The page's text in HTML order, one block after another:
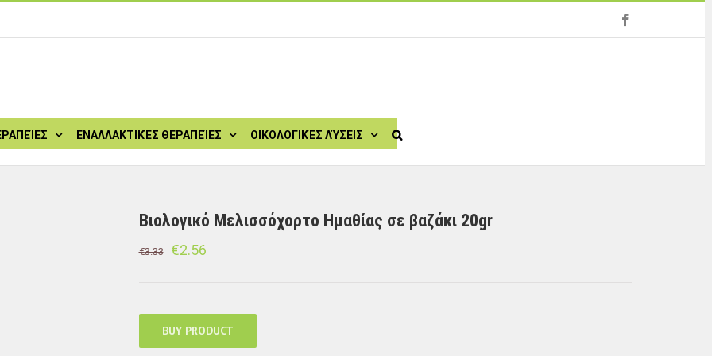
ΕΝΑΛΛΑΚΤΙΚΈΣ ΘΕΡΑΠΕΊΕΣ ΟΙΚΟΛΟΓΙΚΈΣ ΛΎΣΕΙΣ
Βιολογικό Μελισσόχορτο Ημαθίας σε βαζάκι 20gr
€3.33 €2.56
BUY PRODUCT